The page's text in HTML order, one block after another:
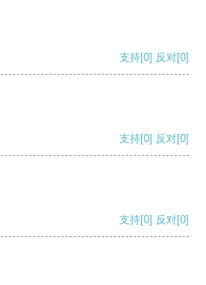
支持[0] 反对[0]
支持[0] 反对[0]
支持[0] 反对[0]